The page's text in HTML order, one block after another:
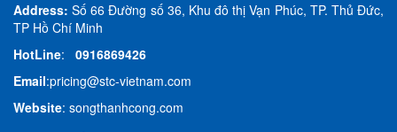
Address:Số 66 Đường số 36, Khu đô thị Vạn Phúc, TP. Thủ Đức,
TP Hồ Chí Minh
HotLine: 0916869426
Email:pricing@stc-vietnam.com
Website: songthanhcong.com